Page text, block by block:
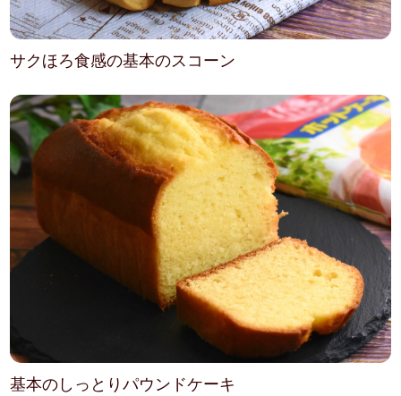
サクほろ食感の基本のスコーン
基本のしっとりパウンドケーキ